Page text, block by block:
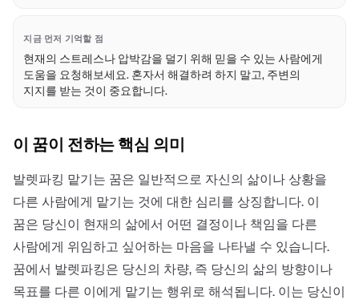
지금 먼저 기억할 점
현재의 스트레스나 압박감을 덜기 위해 믿을 수 있는 사람에게
도움을 요청해보세요. 혼자서 해결하려 하지 말고, 주변의
지지를 받는 것이 중요합니다.
이 꿈이 전하는 핵심 의미
발렛파킹 맡기는 꿈은 일반적으로 자신의 삶이나 상황을
다른 사람에게 맡기는 것에 대한 심리를 상징합니다. 이
꿈은 당신이 현재의 삶에서 어떤 결정이나 책임을 다른
사람에게 위임하고 싶어하는 마음을 나타낼 수 있습니다.
꿈에서 발렛파킹은 당신의 차량, 즉 당신의 삶의 방향이나
목표를 다른 이에게 맡기는 행위로 해석됩니다. 이는 당신이